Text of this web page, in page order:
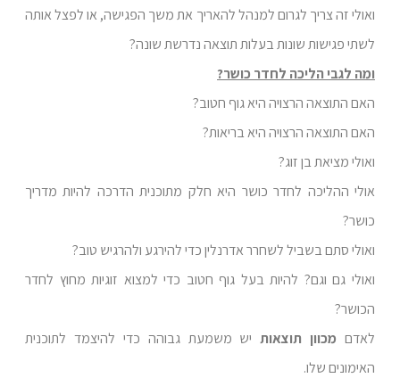
ואולי זה צריך לגרום למנהל להאריך את משך הפגישה, או לפצל אותה
לשתי פגישות שונות בעלות תוצאה נדרשת שונה?
ומה לגבי הליכה לחדר כושר?
האם התוצאה הרצויה היא גוף חטוב?
האם התוצאה הרצויה היא בריאות?
ואולי מציאת בן זוג?
אולי ההליכה לחדר כושר היא חלק מתוכנית הדרכה להיות מדריך
כושר?
ואולי סתם בשביל לשחרר אדרנלין כדי להירגע ולהרגיש טוב?
ואולי גם וגם? להיות בעל גוף חטוב כדי למצוא זוגיות מחוץ לחדר
הכושר?
לאדם מכוון תוצאותיש משמעת גבוהה כדי להיצמד לתוכנית
האימונים שלו.